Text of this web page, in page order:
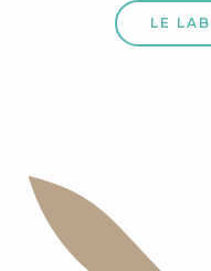
LE